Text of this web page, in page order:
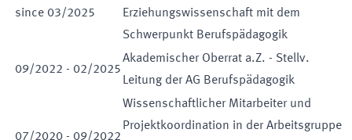
since 03/2025
Erziehungswissenschaft mit dem
Schwerpunkt Berufspädagogik
09/2022 - 02/2025
Akademischer Oberrat a.Z. - Stellv.
Leitung der AG Berufspädagogik
07/2020 - 09/2022
Wissenschaftlicher Mitarbeiter und
Projektkoordination in der Arbeitsgruppe